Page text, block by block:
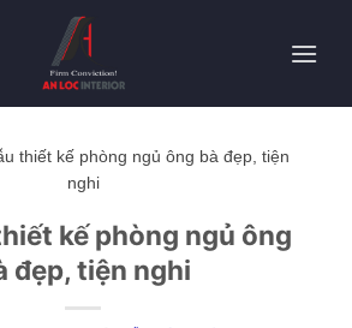
thiết kế phòng ngủ ông bà đẹp, tiện
nghi
kế phòng ngủ ông
đẹp, tiện nghi